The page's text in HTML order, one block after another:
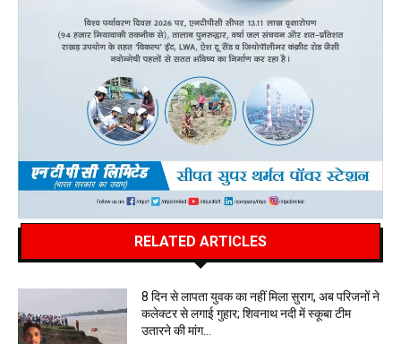
RELATED ARTICLES
8 दिन से लापता युवक का नहीं मिला सुराग, अब परिजनों ने
कलेक्टर से लगाई गुहार; शिवनाथ नदी में स्कूबा टीम
उतारने की मांग…